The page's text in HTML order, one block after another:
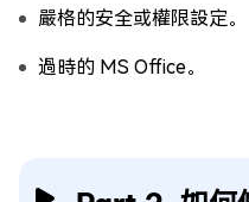
嚴格的安全或權限設定。
過時的 MS Office。